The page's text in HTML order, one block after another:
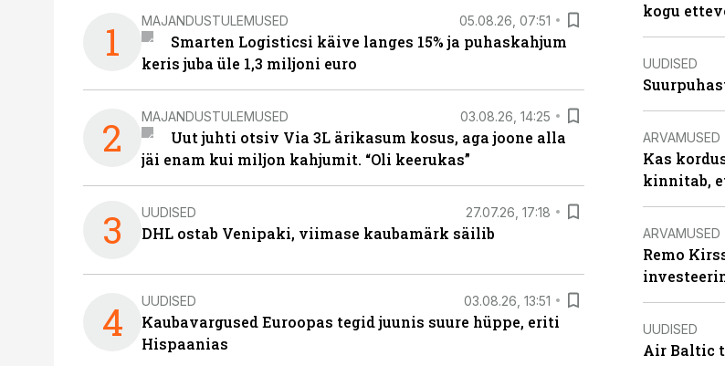
1 MAJANDUSTULEMUSED 05.08.26, 07:51
Smarten Logisticsi käive langes 15% ja puhaskahjum
keris juba üle 1,3 miljoni euro
2 MAJANDUSTULEMUSED 03.08.26, 14:25
Uut juhti otsiv Via 3L ärikasum kosus, aga joone alla
jäi enam kui miljon kahjumit. “Oli keerukas”
3 UUDISED 27.07.26, 17:18
DHL ostab Venipaki, viimase kaubamärk säilib
4 UUDISED 03.08.26, 13:51
Kaubavargused Euroopas tegid juunis suure hüppe, eriti
Hispaanias
kogu
UUDISED
ARVAMUSED
Kas
kinnitab,
ARVAMUSED
Remo
UUDISED
Air Baltic